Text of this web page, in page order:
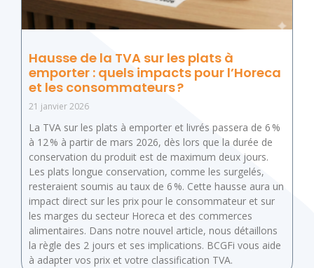
Hausse de la TVA sur les plats à
emporter : quels impacts pour l’Horeca
et les consommateurs ?
21 janvier 2026
La TVA sur les plats à emporter et livrés passera de 6 %
à 12 % à partir de mars 2026, dès lors que la durée de
conservation du produit est de maximum deux jours.
Les plats longue conservation, comme les surgelés,
resteraient soumis au taux de 6 %. Cette hausse aura un
impact direct sur les prix pour le consommateur et sur
les marges du secteur Horeca et des commerces
alimentaires. Dans notre nouvel article, nous détaillons
la règle des 2 jours et ses implications. BCGFi vous aide
à adapter vos prix et votre classification TVA.